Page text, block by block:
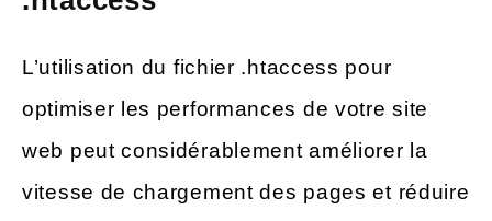
L’utilisation du fichier .htaccess pour
optimiser les performances de votre site
web peut considérablement améliorer la
vitesse de chargement des pages et réduire